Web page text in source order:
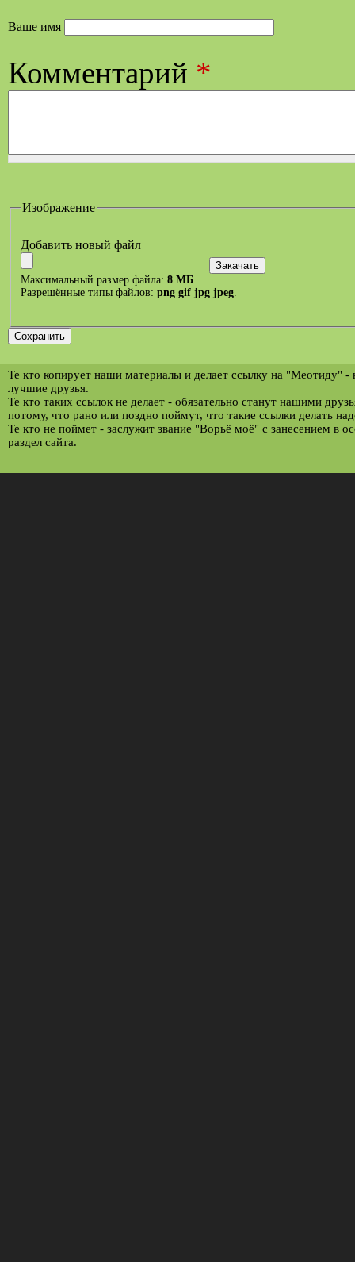
Ваше имя
Комментарий *
Изображение
Добавить новый файл
Максимальный размер файла: 8 МБ.
Разрешённые типы файлов: png gif jpg jpeg.
Те кто копирует наши материалы и делает ссылку на "Меотиду" -
лучшие друзья.
Те кто таких ссылок не делает - обязательно станут нашими
потому, что рано или поздно поймут, что такие ссылки делать
Те кто не поймет - заслужит звание "Ворьё моё" с занесением в
раздел сайта.